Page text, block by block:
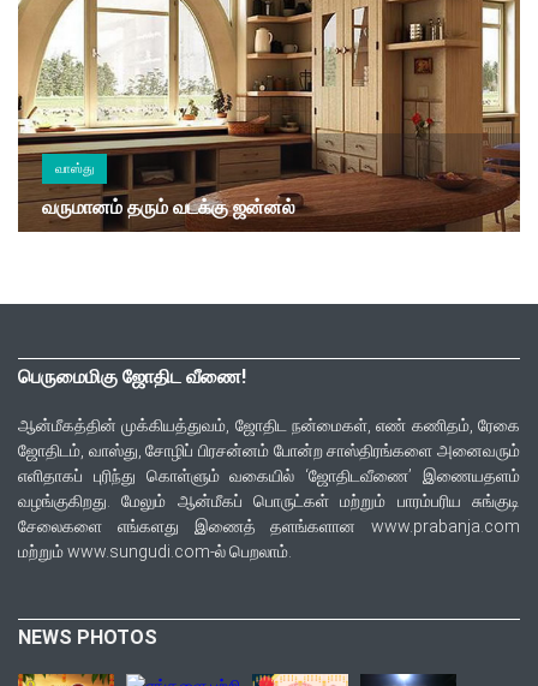
வாஸ்து
வருமானம் தரும் வடக்கு ஜன்னல்
பெருமைமிகு ஜோதிட வீணை!
ஆன்மீகத்தின் முக்கியத்துவம், ஜோதிட நன்மைகள், எண் கணிதம், ரேகை
ஜோதிடம், வாஸ்து, சோழிப் பிரசன்னம் போன்ற சாஸ்திரங்களை அனைவரும்
எளிதாகப் புரிந்து கொள்ளும் வகையில் ‘ஜோதிடவீணை’ இணையதளம்
வழங்குகிறது. மேலும் ஆன்மீகப் பொருட்கள் மற்றும் பாரம்பரிய சுங்குடி
சேலைகளை எங்களது இணைத் தளங்களான www.prabanja.com
மற்றும் www.sungudi.com-ல் பெறலாம்.
NEWS PHOTOS